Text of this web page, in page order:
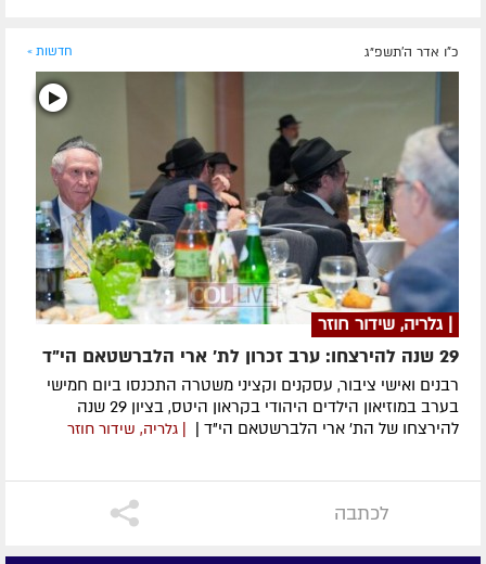
כ"ו אדר ה׳תשפ״ג חדשות »
| גלריה, שידור חוזר
29 שנה להירצחו: ערב זכרון לת' ארי הלברשטאם הי"ד
רבנים ואישי ציבור, עסקנים וקציני משטרה התכנסו ביום חמישי
בערב במוזיאון הילדים היהודי בקראון היטס, בציון 29 שנה
להירצחו של הת' ארי הלברשטאם הי"ד | | גלריה, שידור חוזר
לכתבה